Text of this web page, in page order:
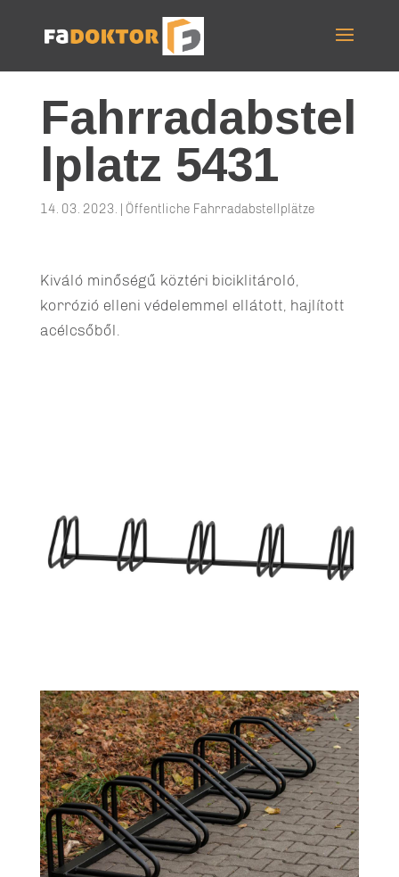
Fahrradabstel
lplatz 5431
14. 03. 2023. Öffentliche Fahrradabstellplätze
Kiváló minőségű köztéri biciklitároló,
korrózió elleni védelemmel ellátott, hajlított
acélcsőből.